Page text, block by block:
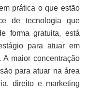
prática o que estão
de tecnologia que
forma gratuita, está
para atuar em
maior concentração
para atuar na área
direito e marketing